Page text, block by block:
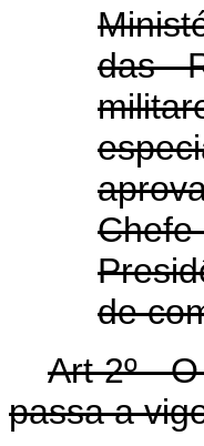
das
de
Art 2º -
passa a